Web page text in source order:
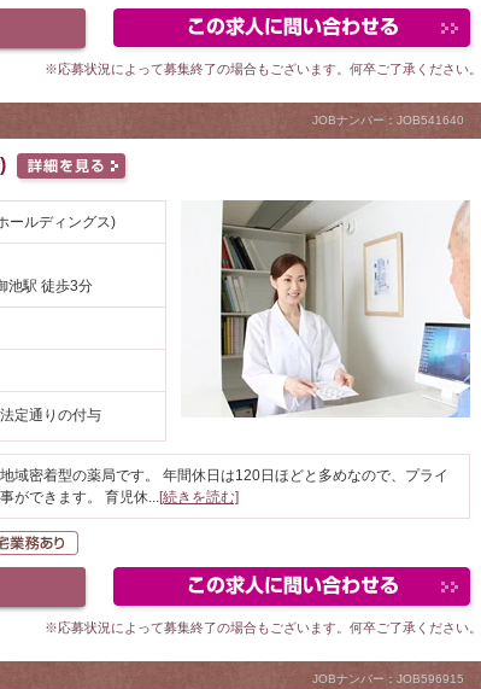
※応募状況によって募集終了の場合もございます。何卒ご了承ください。
JOBナンバー：JOB541640
ールディングス)
池駅 徒歩3分
定通りの付与
域密着型の薬局です。 年間休日は120日ほどと多めなので、プライ
ができます。 育児休...[続きを読む]
い
※応募状況によって募集終了の場合もございます。何卒ご了承ください。
JOBナンバー：JOB596915